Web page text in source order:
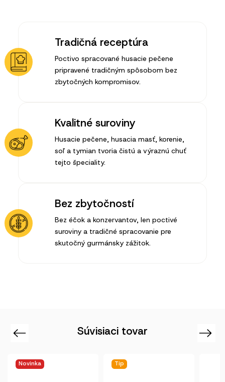
Tradičná receptúra
Poctivo spracované husacie pečene
pripravené tradičným spôsobom bez
zbytočných kompromisov.
Kvalitné suroviny
Husacie pečene, husacia masť, korenie,
soľ a tymian tvoria čistú a výraznú chuť
tejto špeciality.
Bez zbytočností
Bez éčok a konzervantov, len poctivé
suroviny a tradičné spracovanie pre
skutočný gurmánsky zážitok.
Súvisiaci tovar
Previous
Tip
Next